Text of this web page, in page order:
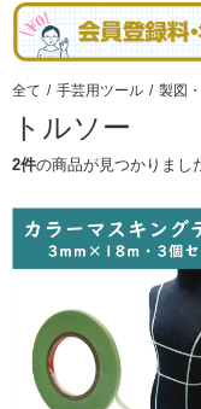
全て / 手芸用ツール / 製図
トルソー
2件の商品が見つかりまし